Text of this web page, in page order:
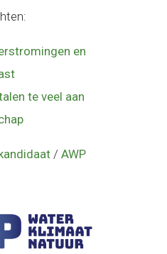
en
te veel aan
/ AWP